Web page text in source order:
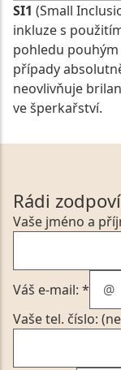
SI1 (Small
inkluze s
pohledu
případy
neovlivňuje
ve šperkařství.
Rádi
Vaše jméno a
Váš e-mail: *
Vaše tel. číslo: